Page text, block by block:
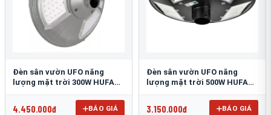
Đèn sân vườn UFO năng
lượng mặt trời 300W HUFA
4.450.000đ BÁO GIÁ
Đèn sân vườn UFO năng
lượng mặt trời 500W HUFA
3.150.000đ BÁO GIÁ